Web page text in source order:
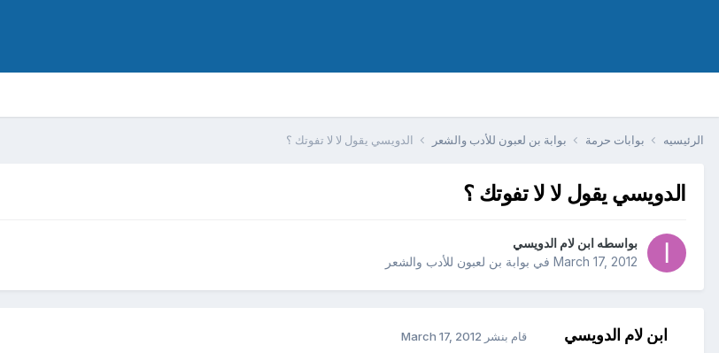
الرئيسيه بوابات حرمة بوابة بن لعبون للأدب والشعر الدويسي يقول لا لا تفوتك ؟
الدويسي يقول لا لا تفوتك ؟
بواسطه ابن لام الدويسي
March 17, 2012 في بوابة بن لعبون للأدب والشعر
ابن لام الدويسي قام بنشر March 17, 2012